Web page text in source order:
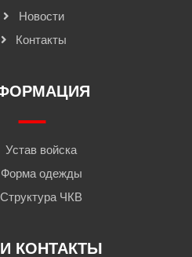
Новости
Контакты
Устав войска
Форма одежды
Структура ЧКВ
КОНТАКТЫ